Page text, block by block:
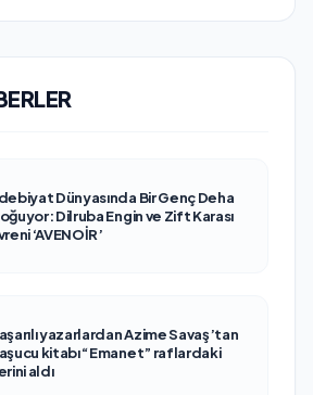
Dünyasında Bir Genç Deha
Dilruba Engin ve Zift Karası
‘AVENOİR’
yazarlardan Azime Savaş’tan
kitabı “Emanet” raflardaki
aldı